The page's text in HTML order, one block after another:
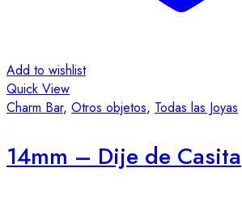
Add to wishlist
Quick View
Charm Bar, Otros objetos, Todas las Joyas
14mm – Dije de Casita